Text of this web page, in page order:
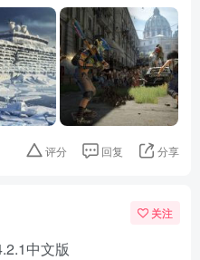
评分 回复 分享
关注
中文版